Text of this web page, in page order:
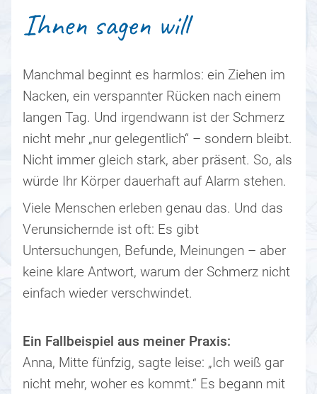
Ihnen sagen will
Manchmal beginnt es harmlos: ein Ziehen im
Nacken, ein verspannter Rücken nach einem
langen Tag. Und irgendwann ist der Schmerz
nicht mehr „nur gelegentlich“ – sondern bleibt.
Nicht immer gleich stark, aber präsent. So, als
würde Ihr Körper dauerhaft auf Alarm stehen.
Viele Menschen erleben genau das. Und das
Verunsichernde ist oft: Es gibt
Untersuchungen, Befunde, Meinungen – aber
keine klare Antwort, warum der Schmerz nicht
einfach wieder verschwindet.
Ein Fallbeispiel aus meiner Praxis:
Anna, Mitte fünfzig, sagte leise: „Ich weiß gar
nicht mehr, woher es kommt.“ Es begann mit